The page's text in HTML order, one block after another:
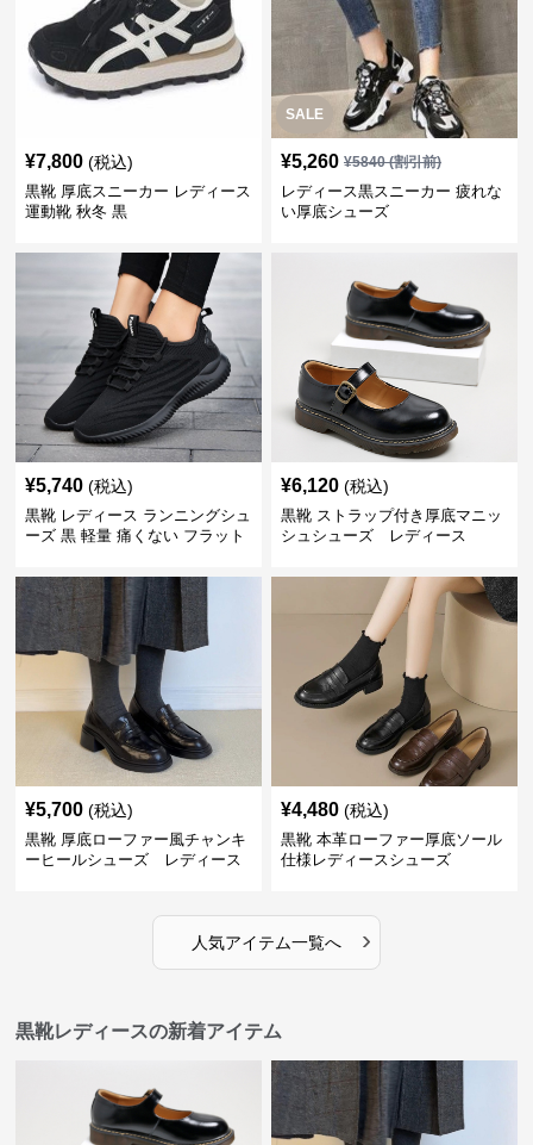
¥7,800 (税込)
黒靴 厚底スニーカー レディース
運動靴 秋冬 黒
SALE
¥5,260 ¥5840(割引前)
レディース黒スニーカー 疲れな
い厚底シューズ
¥5,740 (税込)
黒靴 レディース ランニングシュ
ーズ 黒 軽量 痛くない フラット
¥6,120 (税込)
黒靴 ストラップ付き厚底マニッ
シュシューズ レディース
¥5,700 (税込)
黒靴 厚底ローファー風チャンキ
ーヒールシューズ レディース
¥4,480 (税込)
黒靴 本革ローファー厚底ソール
仕様レディースシューズ
人気アイテム一覧へ ›
黒靴レディースの新着アイテム